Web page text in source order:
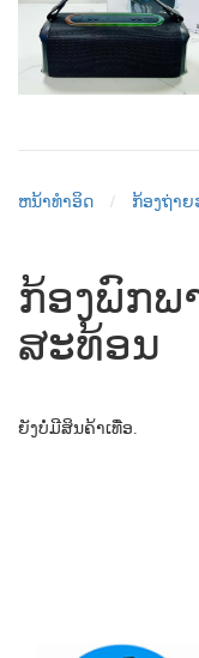
ຫນ້າທຳອິດ ກ້ອງຖ່າຍ
ກ້ອງພົກພ
ສະທ້ອນ
ຍັງບໍ່ມີສິນຄ້າເທື່ອ.